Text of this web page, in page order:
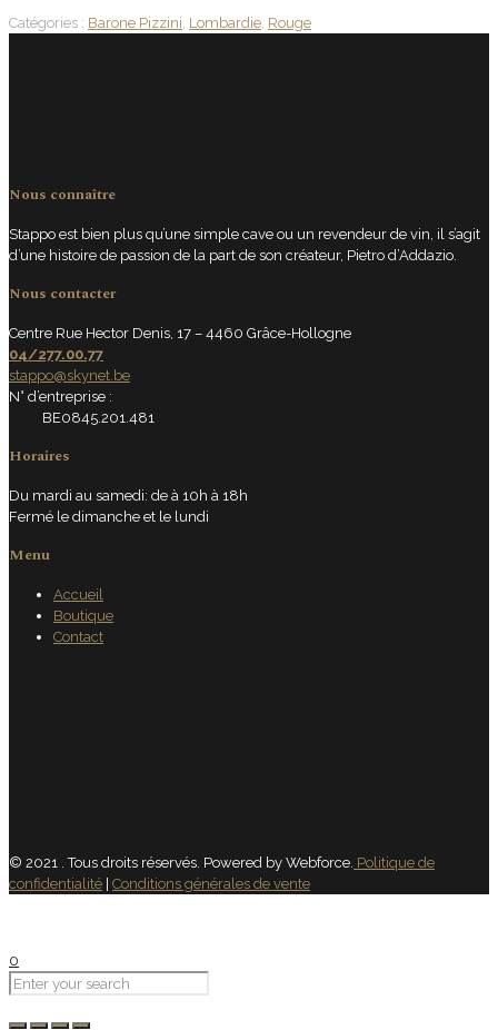
Catégories : Barone Pizzini, Lombardie, Rouge
Nous connaître
Stappo est bien plus qu’une simple cave ou un revendeur de vin, il s’agit
d’une histoire de passion de la part de son créateur, Pietro d’Addazio.
Nous contacter
Centre Rue Hector Denis, 17 – 4460 Grâce-Hollogne
04/277.00.77
stappo@skynet.be
N° d’entreprise :
BE0845.201.481
Horaires
Du mardi au samedi: de à 10h à 18h
Fermé le dimanche et le lundi
Menu
Accueil
Boutique
Contact
© 2021 . Tous droits réservés. Powered by Webforce. Politique de
confidentialité Conditions générales de vente
0